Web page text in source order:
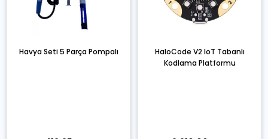
Havya Seti 5 Parça Pompalı
HaloCode V2 IoT Tabanlı
Kodlama Platformu